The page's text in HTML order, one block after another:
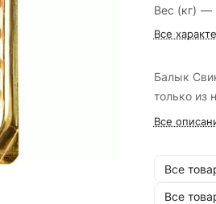
Вес (кг) —
Все
Балык
только из
Все
Все
Все